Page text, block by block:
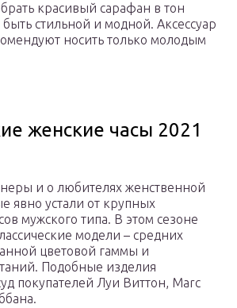
красивый сарафан в тон
стильной и модной. Аксессуар
носить только молодым
женские часы 2021
и о любителях женственной
явно устали от крупных
мужского типа. В этом сезоне
модели – средних
цветовой гаммы и
Подобные изделия
покупателей Луи Виттон, Marc